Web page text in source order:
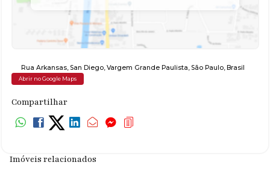
Rua Arkansas, San Diego, Vargem Grande Paulista São Paulo, Brasil
Abrir no Google Maps
Compartilhar
Imóveis relacionados